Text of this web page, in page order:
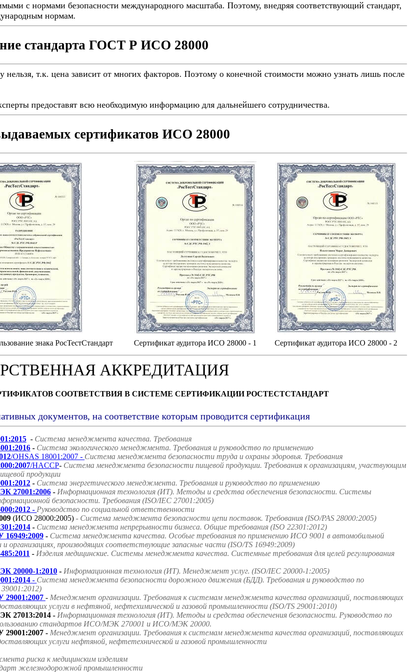
с нормами безопасности международного масштаба. Поэтому, внедряя соответствующий стандарт,
нормам.
стандарта ГОСТ Р ИСО 28000
нельзя, т.к. цена зависит от многих факторов. Поэтому о конечной стоимости можно узнать лишь после
предоставят всю необходимую информацию для дальнейшего сотрудничества.
сертификатов ИСО 28000
знака РосТестСтандарт Сертификат аудитора ИСО 28000 - 1 Сертификат аудитора ИСО 28000 - 2
АККРЕДИТАЦИЯ
СООТВЕТСТВИЯ В СИСТЕМЕ СЕРТИФИКАЦИИ РОСТЕСТСТАНДАРТ
документов, на соответствие которым проводится сертификация
- Система менеджмента качества. Требования
- Система экологического менеджмента. Требования и руководство по применению
/OHSAS 18001:2007 - Система менеджмента безопасности труда и охраны здоровья. Требования
/HACCP- Система менеджмента безопасности пищевой продукции. Требования к организациям, участвующим
продукции
- Система энергетического менеджмента. Требования и руководство по применению
27001:2006 - Информационная технология (ИТ). Методы и средства обеспечения безопасности. Системы
безопасности. Требования (ISO/IEC 27001:2005)
- Руководство по социальной ответственности
(ИСО 28000:2005) - Система менеджмента безопасности цепи поставок. Требования (ISO/PAS 28000:2005)
- Система менеджмента непрерывности бизнеса. Общие требования (ISO 22301:2012)
- Система менеджмента качества. Особые требования по применению ИСО 9001 в автомобильной
организациях, производящих соответствующие запасные части (ISO/TS 16949:2009)
- Изделия медицинские. Системы менеджмента качества. Системные требования для целей регулирования
20000-1:2010 - Информационная технология (ИТ). Менеджмент услуг. (ISO/IEC 20000-1:2005)
- Система менеджмента безопасности дорожного движения (БДД). Требования и руководство по
- Менеджмент организации. Требования к системам менеджмента качества организаций, поставляющих
услуги в нефтяной, нефтехимической и газовой промышленности (ISO/TS 29001:2010)
27013:2014 - Информационная технология (ИТ). Методы и средства обеспечения безопасности. Руководство по
стандартов ИСО/МЭК 270001 и ИСО/МЭК 20000.
- Менеджмент организации. Требования к системам менеджмента качества организаций, поставляющих
услуги нефтяной, нефтетехнической и газовой промышленности
риска к медицинским изделиям
железнодорожной промышленности